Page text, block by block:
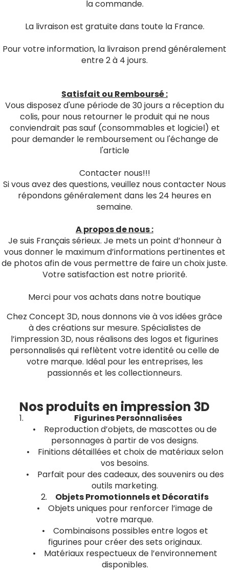
la commande.
La livraison est gratuite dans toute la France.
Pour votre information, la livraison prend généralement
entre 2 à 4 jours.
Satisfait ou Remboursé :
Vous disposez d'une période de 30 jours a réception du
colis, pour nous retourner le produit qui ne nous
conviendrait pas sauf (consommables et logiciel) et
pour demander le remboursement ou l'échange de
l'article
Contacter nous!!!
Si vous avez des questions, veuillez nous contacter Nous
répondons généralement dans les 24 heures en
semaine.
A propos de nous :
Je suis Français sérieux. Je mets un point d’honneur à
vous donner le maximum d’informations pertinentes et
de photos afin de vous permettre de faire un choix juste.
Votre satisfaction est notre priorité.
Merci pour vos achats dans notre boutique
Chez Concept 3D, nous donnons vie à vos idées grâce
à des créations sur mesure. Spécialistes de
l’impression 3D, nous réalisons des logos et figurines
personnalisés qui reflètent votre identité ou celle de
votre marque. Idéal pour les entreprises, les
passionnés et les collectionneurs.
Nos produits en impression 3D
Figurines Personnalisées
• Reproduction d’objets, de mascottes ou de
personnages à partir de vos designs.
• Finitions détaillées et choix de matériaux selon
vos besoins.
• Parfait pour des cadeaux, des souvenirs ou des
outils marketing.
2. Objets Promotionnels et Décoratifs
• Objets uniques pour renforcer l’image de
votre marque.
• Combinaisons possibles entre logos et
figurines pour créer des sets originaux.
• Matériaux respectueux de l’environnement
disponibles.